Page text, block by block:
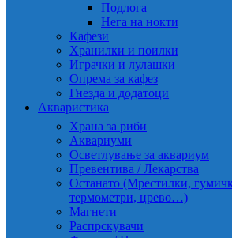
Подлога
Нега на нокти
Кафези
Хранилки и поилки
Играчки и лулашки
Опрема за кафез
Гнезда и додатоци
Акваристика
Храна за риби
Аквариуми
Осветлување за аквариум
Превентива / Лекарства
Останато (Мрестилки,
термометри, црево…)
Магнети
Распрскувачи